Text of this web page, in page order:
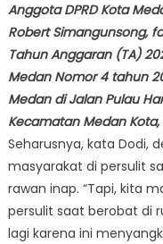
Anggota DPRD Kota
Robert Simangunsong,
Tahun Anggaran (TA)
Medan Nomor 4 tahun
Medan di Jalan Pulau
Kecamatan Medan
Seharusnya, kata Dodi,
masyarakat di persulit
rawan inap. “Tapi, kita
persulit saat berobat di
lagi karena ini